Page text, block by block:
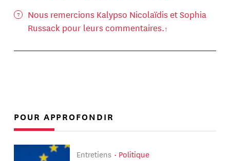
Nous remercions Kalypso Nicolaïdis et Sophia
Russack pour leurs commentaires.
POUR APPROFONDIR
Entretiens Politique